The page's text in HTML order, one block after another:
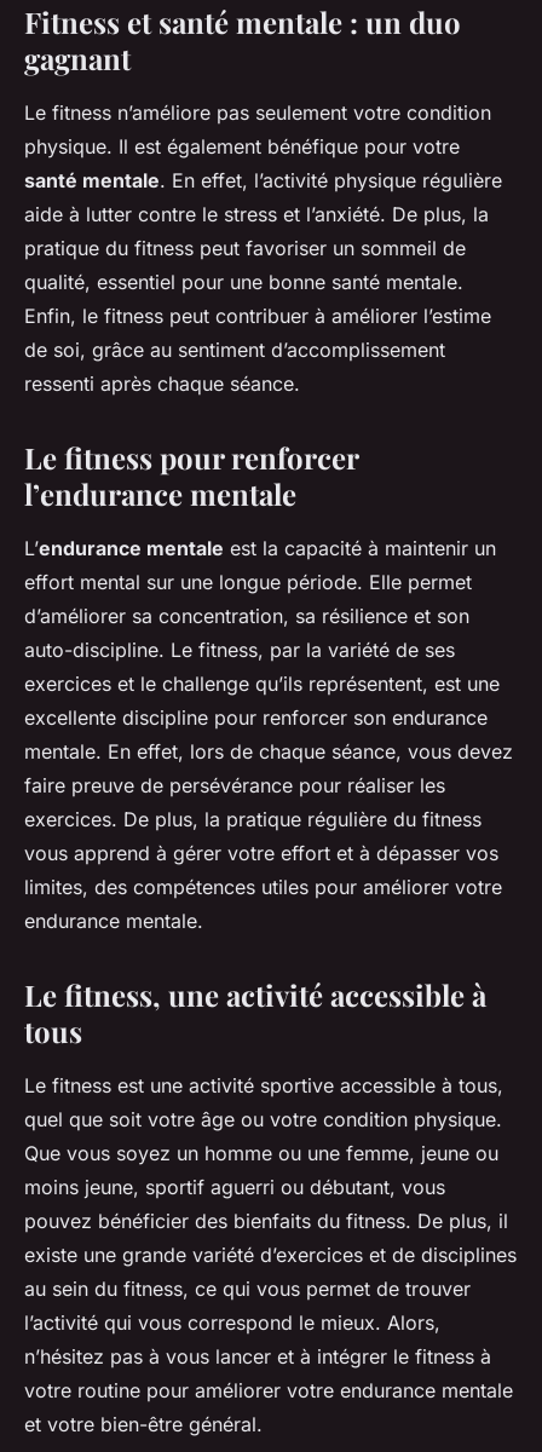
Fitness et santé mentale : un duo
gagnant
Le fitness n’améliore pas seulement votre condition
physique. Il est également bénéfique pour votre
santé mentale. En effet, l’activité physique régulière
aide à lutter contre le stress et l’anxiété. De plus, la
pratique du fitness peut favoriser un sommeil de
qualité, essentiel pour une bonne santé mentale.
Enfin, le fitness peut contribuer à améliorer l’estime
de soi, grâce au sentiment d’accomplissement
ressenti après chaque séance.
Le fitness pour renforcer
l’endurance mentale
L’endurance mentale est la capacité à maintenir un
effort mental sur une longue période. Elle permet
d’améliorer sa concentration, sa résilience et son
auto-discipline. Le fitness, par la variété de ses
exercices et le challenge qu’ils représentent, est une
excellente discipline pour renforcer son endurance
mentale. En effet, lors de chaque séance, vous devez
faire preuve de persévérance pour réaliser les
exercices. De plus, la pratique régulière du fitness
vous apprend à gérer votre effort et à dépasser vos
limites, des compétences utiles pour améliorer votre
endurance mentale.
Le fitness, une activité accessible à
tous
Le fitness est une activité sportive accessible à tous,
quel que soit votre âge ou votre condition physique.
Que vous soyez un homme ou une femme, jeune ou
moins jeune, sportif aguerri ou débutant, vous
pouvez bénéficier des bienfaits du fitness. De plus, il
existe une grande variété d’exercices et de disciplines
au sein du fitness, ce qui vous permet de trouver
l’activité qui vous correspond le mieux. Alors,
n’hésitez pas à vous lancer et à intégrer le fitness à
votre routine pour améliorer votre endurance mentale
et votre bien-être général.